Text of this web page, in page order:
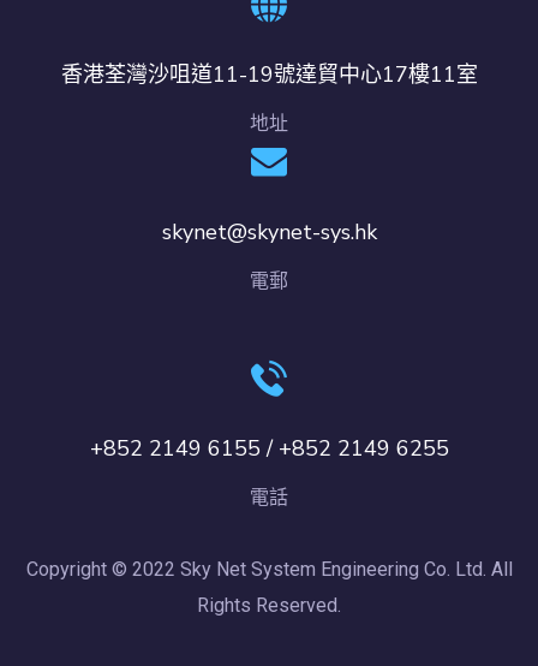
香港荃灣沙咀道11-19號達貿中心17樓11室
地址
skynet@skynet-sys.hk
電郵
+852 2149 6155 / +852 2149 6255
電話
Copyright © 2022 Sky Net System Engineering Co. Ltd. All
Rights Reserved.